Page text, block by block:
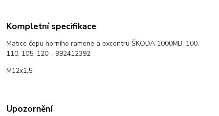
Kompletní specifikace
Matice čepu horního ramene a excentru ŠKODA 1000MB, 100,
110, 105, 120 - 992412392
M12x1,5
Upozornění